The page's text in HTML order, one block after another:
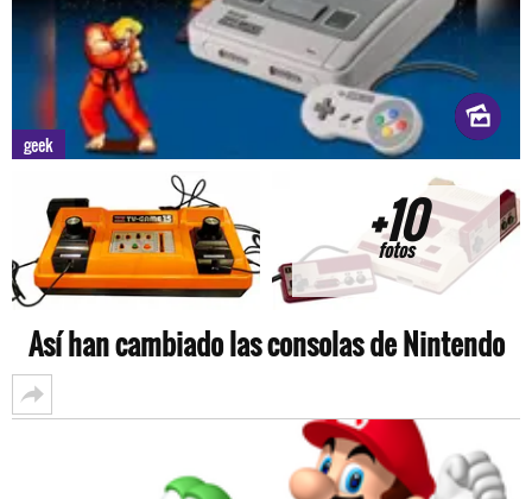
geek
+10
fotos
Así han cambiado las consolas de Nintendo